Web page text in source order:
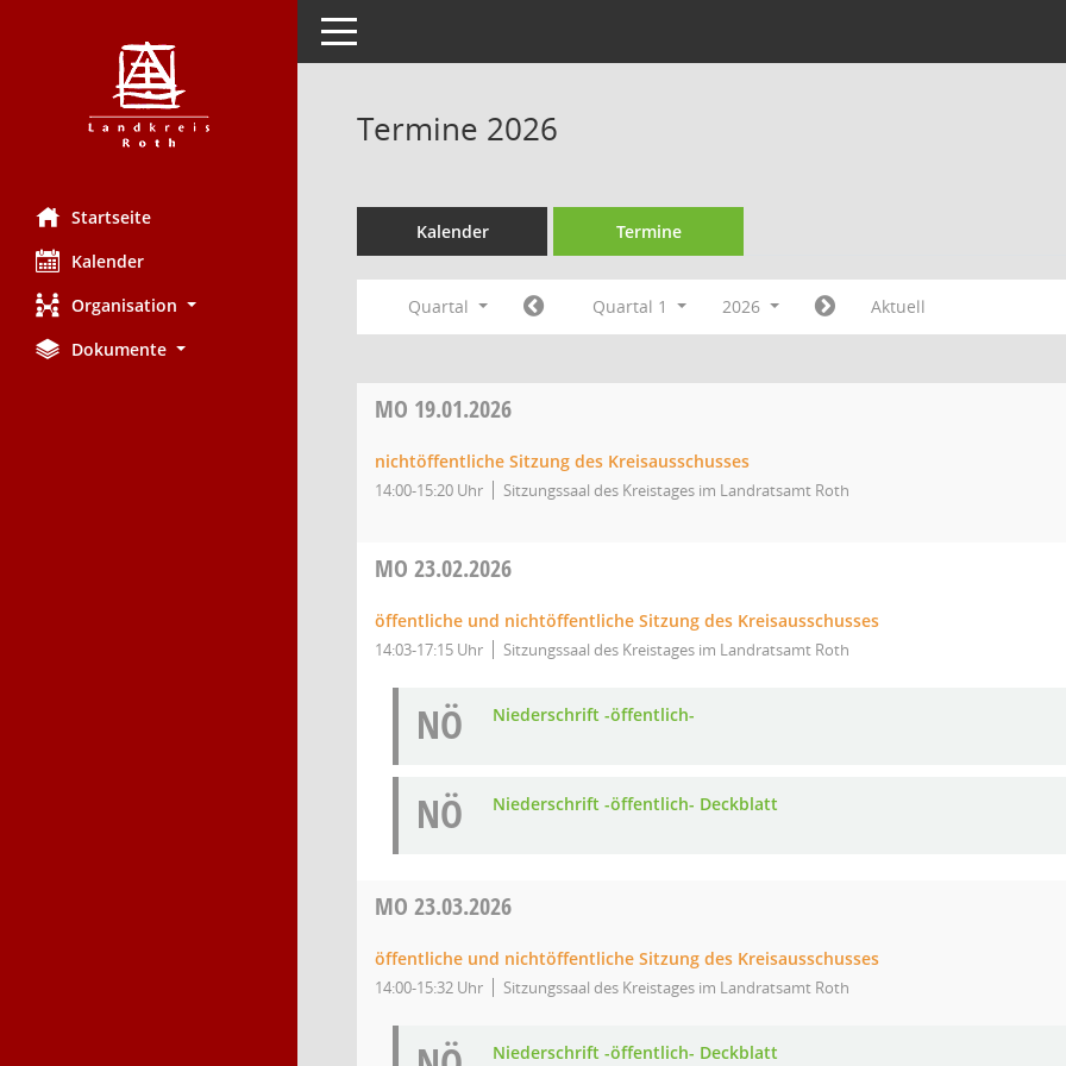
Startseite
Kalender
Organisation
Dokumente
Toggle navigation
Termine 2026
Kalender Termine
Quartal Quartal 1 2026 Aktuell
MO 19.01.2026
nichtöffentliche Sitzung des Kreisausschusses
14:00-15:20 Uhr Sitzungssaal des Kreistages im Landratsamt Roth
MO 23.02.2026
öffentliche und nichtöffentliche Sitzung des Kreisausschusses
14:03-17:15 Uhr Sitzungssaal des Kreistages im Landratsamt Roth
NÖ Niederschrift -öffentlich-
NÖ Niederschrift -öffentlich- Deckblatt
MO 23.03.2026
öffentliche und nichtöffentliche Sitzung des Kreisausschusses
14:00-15:32 Uhr Sitzungssaal des Kreistages im Landratsamt Roth
Niederschrift -öffentlich- Deckblatt